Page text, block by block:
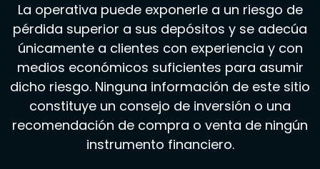
La operativa puede exponerle a un riesgo de
pérdida superior a sus depósitos y se adecúa
únicamente a clientes con experiencia y con
medios económicos suficientes para asumir
dicho riesgo. Ninguna información de este sitio
constituye un consejo de inversión o una
recomendación de compra o venta de ningún
instrumento financiero.